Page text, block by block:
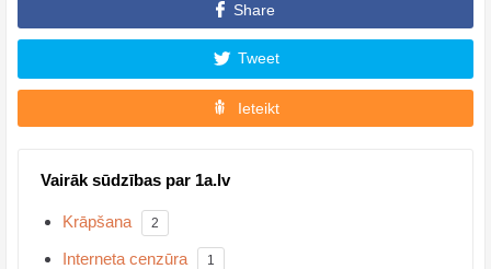
Share
Tweet
Ieteikt
Vairāk sūdzības par 1a.lv
Krāpšana 2
Interneta cenzūra 1